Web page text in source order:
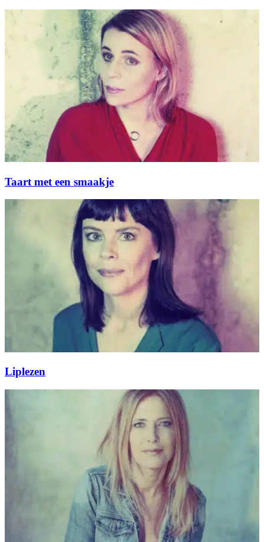
Taart met een smaakje
Liplezen